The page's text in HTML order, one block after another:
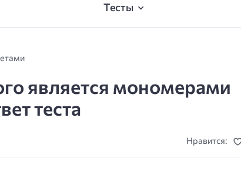
Тесты
является мономерами
теста
Нравится: